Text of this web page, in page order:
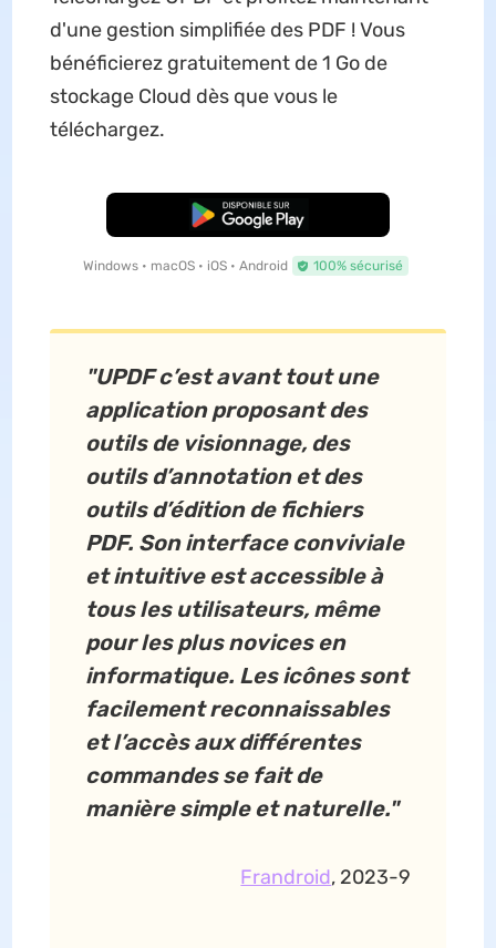
d'une gestion simplifiée des PDF ! Vous
bénéficierez gratuitement de 1 Go de
stockage Cloud dès que vous le
téléchargez.
TÉLÉCHARGER
Windows • macOS • iOS • Android 100% sécurisé
"UPDF c’est avant tout une
application proposant des
outils de visionnage, des
outils d’annotation et des
outils d’édition de fichiers
PDF. Son interface conviviale
et intuitive est accessible à
tous les utilisateurs, même
pour les plus novices en
informatique. Les icônes sont
facilement reconnaissables
et l’accès aux différentes
commandes se fait de
manière simple et naturelle."
Frandroid, 2023-9